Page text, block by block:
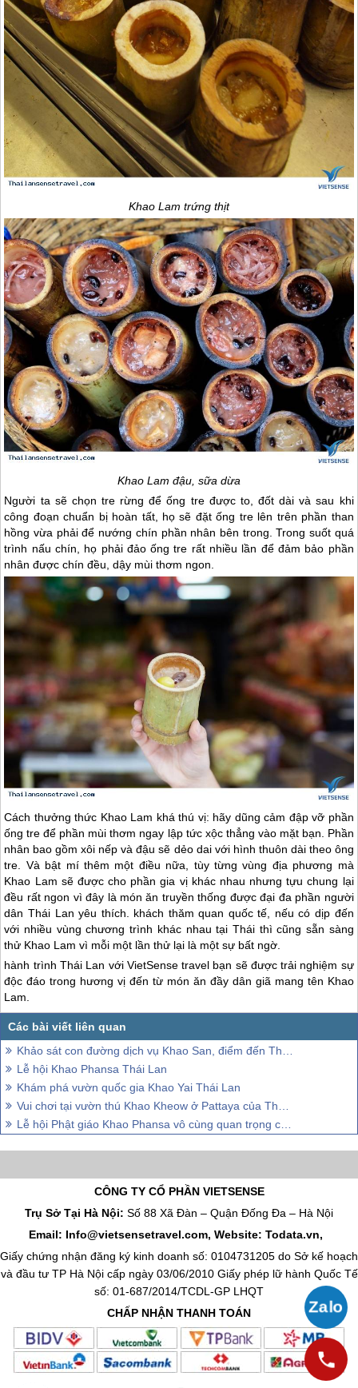
Khao Lam trứng thịt
Khao Lam đậu, sữa dừa
Người ta sẽ chọn tre rừng để ống tre được to, đốt dài và sau khi
công đoạn chuẩn bị hoàn tất, họ sẽ đặt ống tre lên trên phần than
hồng vừa phải để nướng chín phần nhân bên trong. Trong suốt quá
trình nấu chín, họ phải đảo ống tre rất nhiều lần để đảm bảo phần
nhân được chín đều, dậy mùi thơm ngon.
Cách thưởng thức Khao Lam khá thú vị: hãy dũng cảm đập vỡ phần
ống tre để phần mùi thơm ngay lập tức xộc thẳng vào mặt bạn. Phần
nhân bao gồm xôi nếp và đậu sẽ dẻo dai với hình thuôn dài theo ông
tre. Và bật mí thêm một điều nữa, tùy từng vùng địa phương mà
Khao Lam sẽ được cho phần gia vị khác nhau nhưng tựu chung lại
đều rất ngon vì đây là món ăn truyền thống được đại đa phần người
dânThái Lan yêu thích. khách thăm quan quốc tế, nếu có dịp đến
với nhiều vùng chương trình khác nhau tại Thái thì cũng sẵn sàng
thử Khao Lam vì mỗi một lần thử lại là một sự bất ngờ.
hành trình Thái Lan với VietSense travel bạn sẽ được trải nghiệm sự
độc đáo trong hương vị đến từ món ăn đầy dân giã mang tên Khao
Lam.
Khảo sát con đường dịch vụ Khao San, điểm đến Thái Lan dành cho những vị khách lần đầu tới thăm
Lễ hội Khao Phansa Thái Lan
Khám phá vườn quốc gia Khao Yai Thái Lan
Vui chơi tại vườn thú Khao Kheow ở Pattaya của Thái Lan .
Lễ hội Phật giáo Khao Phansa vô cùng quan trọng của Thái Lan
CÔNG TY CỔ PHẦN VIETSENSE
Trụ Sở Tại Hà Nội: Số 88 Xã Đàn – Quận Đống Đa – Hà Nội
Email: Info@vietsensetravel.com, Website: Todata.vn,
Giấy chứng nhận đăng ký kinh doanh số: 0104731205 do Sở kế hoạch
và đầu tư TP Hà Nội cấp ngày 03/06/2010 Giấy phép lữ hành Quốc Tế
số: 01-687/2014/TCDL-GP LHQT
CHẤP NHẬN THANH TOÁN